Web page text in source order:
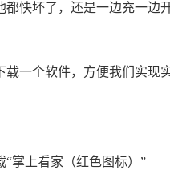
都快坏了，还是一边充一边
一个软件，方便我们实现
掌上看家（红色图标）”